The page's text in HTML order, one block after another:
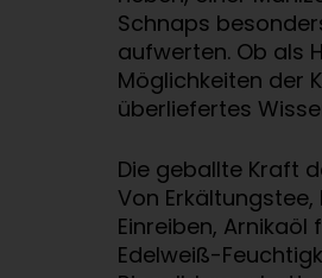
Schnaps
aufwerten. Ob als
Möglichkeiten der
überliefertes
Die geballte Kraft
Von
Einreiben,
Edelweiß-